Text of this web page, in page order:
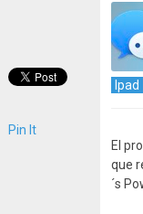
Ipad
El
que
´s
Pin It